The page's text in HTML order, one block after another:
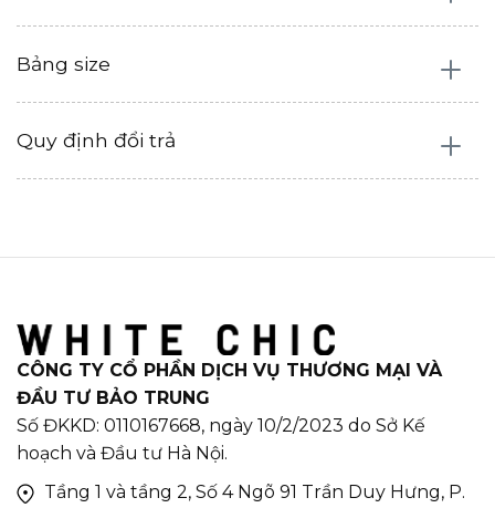
Bảng size
Quy định đổi trả
CÔNG TY CỔ PHẦN DỊCH VỤ THƯƠNG MẠI VÀ
ĐẦU TƯ BẢO TRUNG
Số ĐKKD: 0110167668, ngày 10/2/2023 do Sở Kế
hoạch và Đầu tư Hà Nội.
Tầng 1 và tầng 2, Số 4 Ngõ 91 Trần Duy Hưng, P.